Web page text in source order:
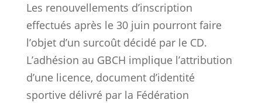
Les renouvellements d’inscription
effectués après le 30 juin pourront faire
l’objet d’un surcoût décidé par le CD.
L’adhésion au GBCH implique l’attribution
d’une licence, document d’identité
sportive délivré par la Fédération